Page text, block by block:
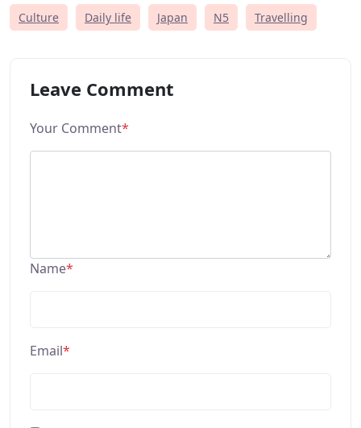
Culture Daily life Japan N5 Travelling
Leave Comment
Your Comment*
Name*
Email*